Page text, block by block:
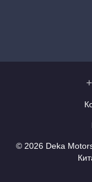
© 2026 Deka